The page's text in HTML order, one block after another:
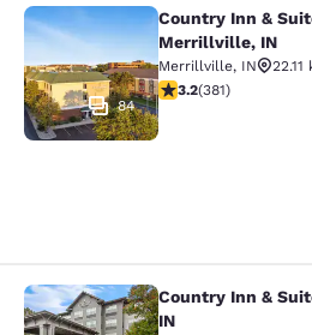
Country Inn &
84
Country Inn &
Merrillville, IN
Merrillville, IN
22.11
calificación de 3.18
3.2(381)
Country Inn &Country Inn &
IN